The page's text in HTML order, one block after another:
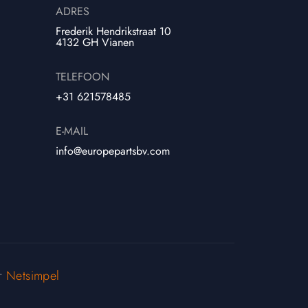
ADRES
Frederik Hendrikstraat 10
4132 GH Vianen
TELEFOON
+31 621578485
E-MAIL
info@europepartsbv.com
Netsimpel